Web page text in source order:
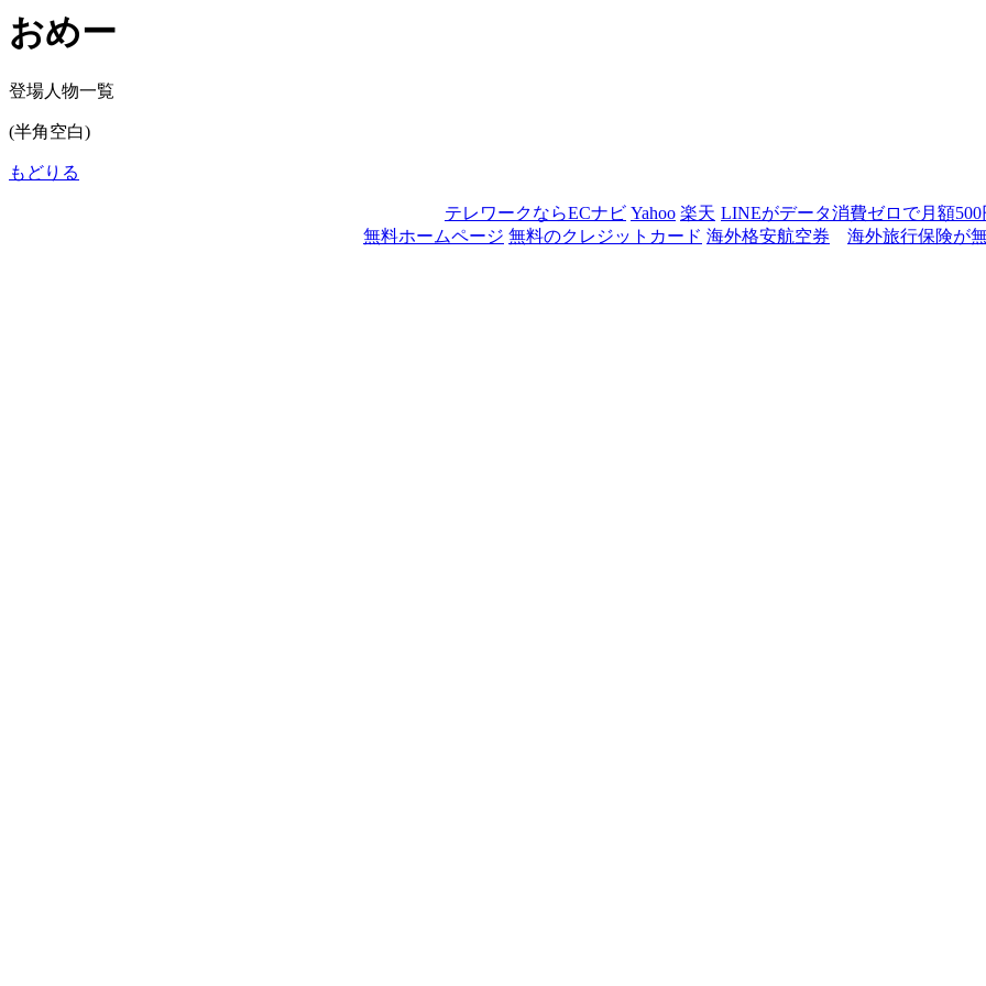
おめー
登場人物一覧
(半角空白)
もどりる
テレワークならECナビ Yahoo 楽天 LINEがデータ消費ゼロで月額500
無料ホームページ 無料のクレジットカード 海外格安航空券 海外旅行保険が無